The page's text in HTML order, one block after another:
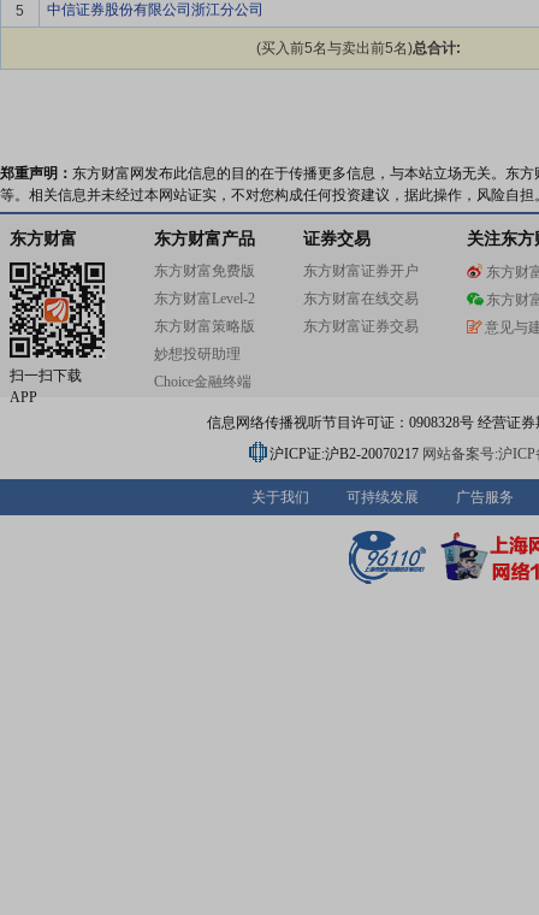
5
中信证券股份有限公司浙江分公司
(买入前5名与卖出前5名)总合计:
郑重声明： 东方财富网发布此信息的目的在于传播更多信息，与本站立场无关。东
等。相关信息并未经过本网站证实，不对您构成任何投资建议，据此操作，风险自担